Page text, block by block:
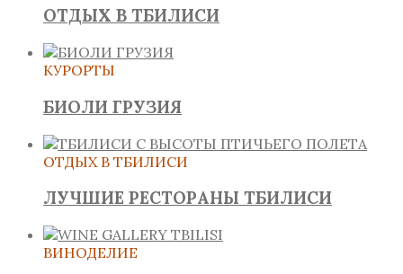
ОТДЫХ В ТБИЛИСИ
КУРОРТЫ
БИОЛИ ГРУЗИЯ
ОТДЫХ В ТБИЛИСИ
ЛУЧШИЕ РЕСТОРАНЫ ТБИЛИСИ
ВИНОДЕЛИЕ